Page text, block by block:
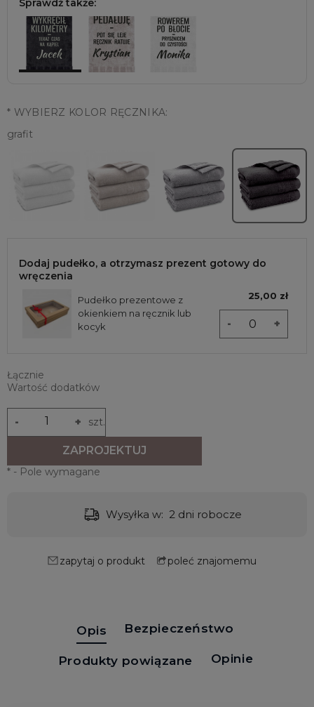
Sprawdź także:
* WYBIERZ KOLOR RĘCZNIKA:
grafit
Dodaj pudełko, a otrzymasz prezent gotowy do
wręczenia
Pudełko prezentowe z
okienkiem na ręcznik lub
kocyk
25,00 zł
- +
Łącznie
Wartość dodatków
+
- szt.
ZAPROJEKTUJ
* - Pole wymagane
Wysyłka w: 2 dni robocze
zapytaj o produkt poleć znajomemu
Opis Bezpieczeństwo
Produkty powiązane Opinie